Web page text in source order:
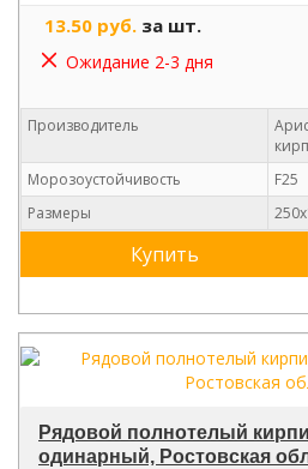
13.50 руб. за шт.
Ожидание 2-3 дня
Производитель
Морозоустойчивость
F25
Размеры
Купить
Рядовой полнотелый
одинарный, Ростовская